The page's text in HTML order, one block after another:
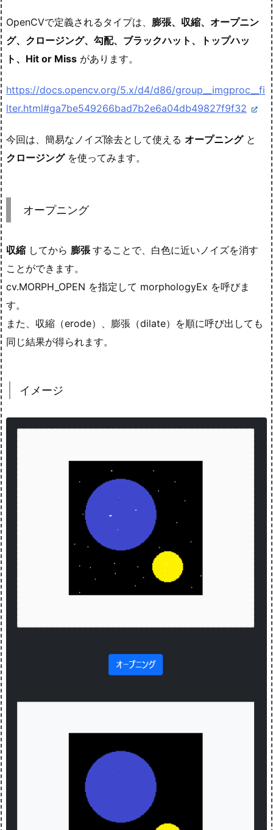
OpenCVで定義されるタイプは、 膨張、収縮、オープニン
グ、クロージング、勾配、ブラックハット、トップハッ
ト、Hit or Miss があります。
https://docs.opencv.org/5.x/d4/d86/group__imgproc__fi
lter.html#ga7be549266bad7b2e6a04db49827f9f32
今回は、簡易なノイズ除去として使える オープニングと
クロージングを使ってみます。
オープニング
収縮 してから 膨張することで、白色に近いノイズを消す
ことができます。
cv.MORPH_OPEN を指定して morphologyEx を呼びま
す。
また、収縮（erode）、膨張（dilate）を順に呼び出しても
同じ結果が得られます。
イメージ